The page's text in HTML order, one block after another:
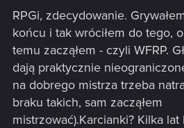
RPGi, zdecydowanie.
końcu i tak wróciłem do tego,
temu zacząłem - czyli WFRP.
dają praktycznie
na dobrego mistrza trzeba
braku takich, sam zacząłem
mistrzować).Karcianki? Kilka